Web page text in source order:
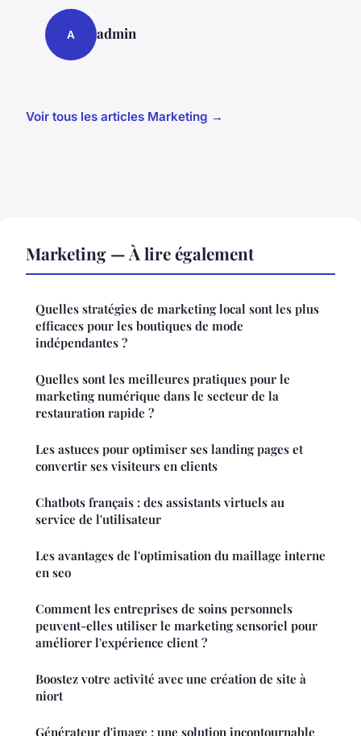
A admin
Voir tous les articles Marketing →
Marketing — À lire également
Quelles stratégies de marketing local sont les plus
efficaces pour les boutiques de mode
indépendantes ?
Quelles sont les meilleures pratiques pour le
marketing numérique dans le secteur de la
restauration rapide ?
Les astuces pour optimiser ses landing pages et
convertir ses visiteurs en clients
Chatbots français : des assistants virtuels au
service de l'utilisateur
Les avantages de l'optimisation du maillage interne
en seo
Comment les entreprises de soins personnels
peuvent-elles utiliser le marketing sensoriel pour
améliorer l'expérience client ?
Boostez votre activité avec une création de site à
niort
Générateur d'image : une solution incontournable